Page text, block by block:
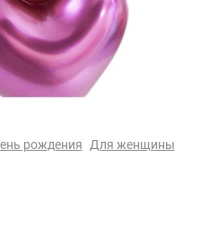
рождения Для женщины